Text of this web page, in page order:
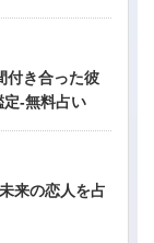
付き合った彼
定-無料占い
来の恋人を占